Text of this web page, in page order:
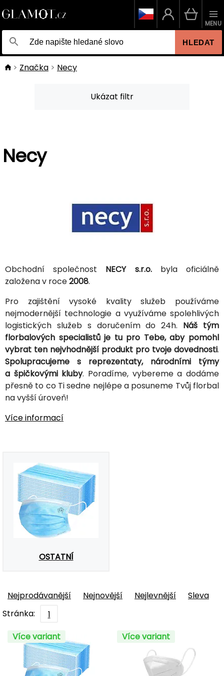
HLEDAT
MENU
Značka Necy
Ukázat filtr
Necy
Obchodní společnost NECY s.r.o.byla oficiálně
založena v roce2008.
Pro zajištění vysoké kvality služeb používáme
nejmodernější technologie a využíváme spolehlivých
logistických služeb s doručením do 24h. Náš tým
florbalových specialistů je tu pro Tebe, aby pomohl
vybrat ten nejvhodnější produkt pro tvoje dovednosti.
Spolupracujeme s reprezentaty, národními týmy
a špičkovými kluby. Poradíme, vybereme a dodáme
přesně to co Ti sedne nejlépe a posuneme Tvůj florbal
na vyšší úroveň!
Více informací
OSTATNÍ
Nejprodávanější Nejnovější Nejlevnější
Sleva
Stránka:
1
Více variant
Více variant